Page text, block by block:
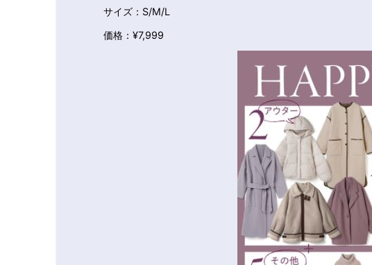
サイズ：S/M/L
価格：¥7,999